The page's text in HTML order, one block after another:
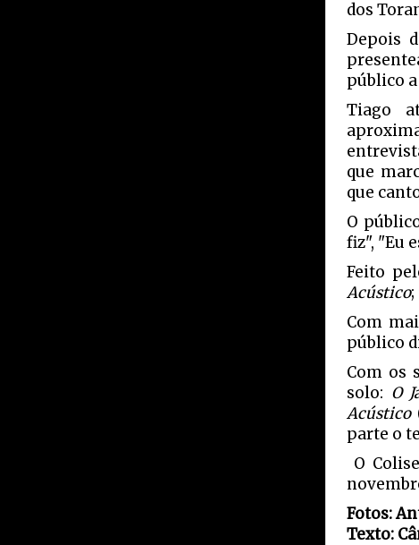
dos
Depois
público
Tiago
que
que
O
fiz", "Eu
Feito
Acústico;
Com
público
Com os
solo: O
Acústico
parte o
O
Fotos:
Texto: